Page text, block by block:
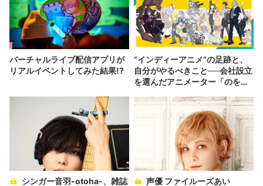
バーチャルライブ配信アプリが
リアルイベントしてみた結果!?
“インディーアニメ“の足跡と、
自分がやるべきこと──会社設立
を選んだアニメーター「のを